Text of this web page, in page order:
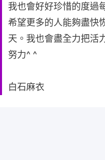
我也會好好珍惜的度過
希望更多的人能夠盡快
天。我也會盡全力把活
努力^ ^
白石麻衣